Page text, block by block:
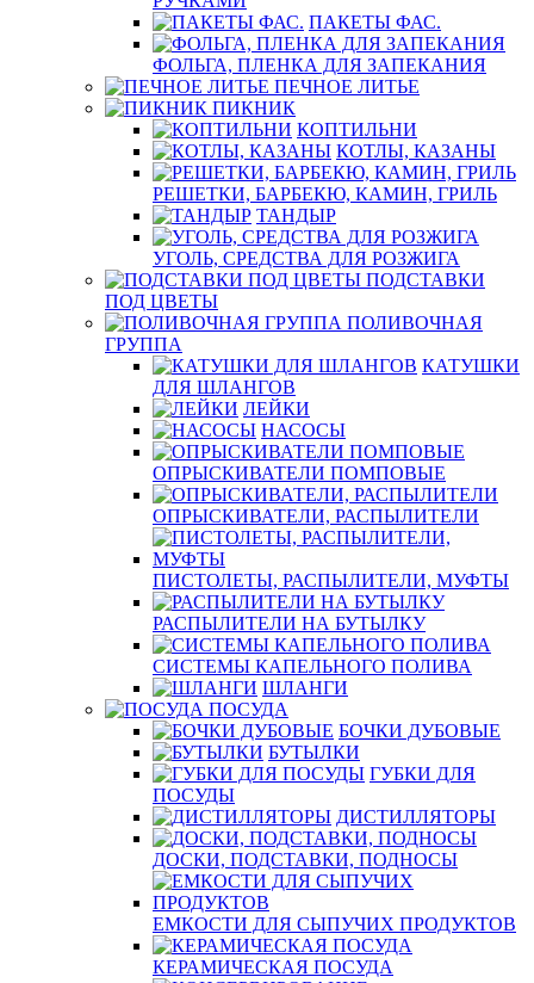
ПАКЕТЫ ФАС.
ФОЛЬГА, ПЛЕНКА ДЛЯ ЗАПЕКАНИЯ
ПЕЧНОЕ ЛИТЬЕ
ПИКНИК
КОПТИЛЬНИ
КОТЛЫ, КАЗАНЫ
РЕШЕТКИ, БАРБЕКЮ, КАМИН, ГРИЛЬ
ТАНДЫР
УГОЛЬ, СРЕДСТВА ДЛЯ РОЗЖИГА
ПОДСТАВКИ
ПОД ЦВЕТЫ
ПОЛИВОЧНАЯ
ГРУППА
КАТУШКИ
ДЛЯ ШЛАНГОВ
ЛЕЙКИ
НАСОСЫ
ОПРЫСКИВАТЕЛИ ПОМПОВЫЕ
ОПРЫСКИВАТЕЛИ, РАСПЫЛИТЕЛИ
ПИСТОЛЕТЫ, РАСПЫЛИТЕЛИ, МУФТЫ
РАСПЫЛИТЕЛИ НА БУТЫЛКУ
СИСТЕМЫ КАПЕЛЬНОГО ПОЛИВА
ШЛАНГИ
ПОСУДА
БОЧКИ ДУБОВЫЕ
БУТЫЛКИ
ГУБКИ ДЛЯ
ПОСУДЫ
ДИСТИЛЛЯТОРЫ
ДОСКИ, ПОДСТАВКИ, ПОДНОСЫ
ЕМКОСТИ ДЛЯ СЫПУЧИХ ПРОДУКТОВ
КЕРАМИЧЕСКАЯ ПОСУДА